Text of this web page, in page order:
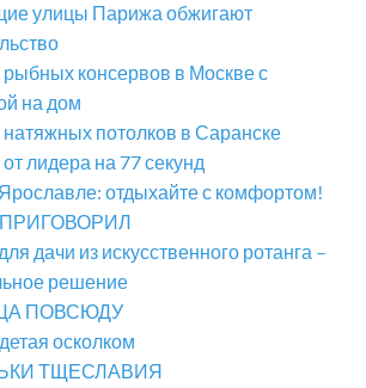
улицы Парижа обжигают
рыбных консервов в Москве с
на дом
натяжных потолков в Саранске
лидера на 77 секунд
отдыхайте с комфортом!
дачи из искусственного ротанга –
решение
ПОВСЮДУ
осколком
ТЩЕСЛАВИЯ